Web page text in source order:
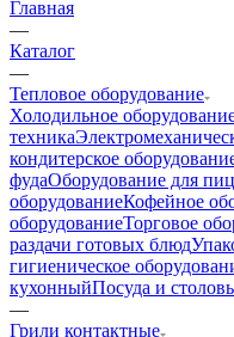
Главная
—
Каталог
—
Тепловое оборудование
Холодильное
техника
кондитерское
фудаОборудование для
оборудованиеКофейное
оборудованиеТорговое
раздачи готовых блюд
гигиеническое
кухонныйПосуда и
—
Грили контактные